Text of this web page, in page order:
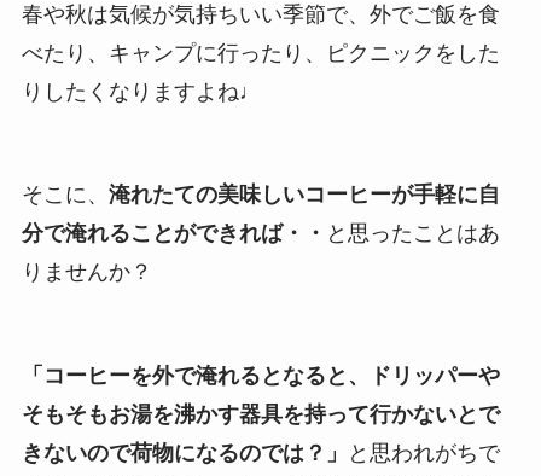
春や秋は気候が気持ちいい季節で、外でご飯を食
べたり、キャンプに行ったり、ピクニックをした
りしたくなりますよね♩
そこに、 淹れたての美味しいコーヒーが手軽に自
分で淹れることができれば・・ と思ったことはあ
りませんか？
「コーヒーを外で淹れるとなると、ドリッパーや
そもそもお湯を沸かす器具を持って行かないとで
きないので荷物になるのでは？」
と思われがちで